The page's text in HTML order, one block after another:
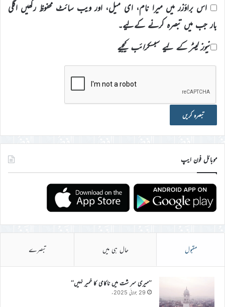
اس براؤزر میں میرا نام، ای میل، اور ویب سائٹ محفوظ رکھیں اگلی
بار جب میں تبصرہ کرنے کےلیے۔
نیوز لیٹر کے لیے سبسکرائب کیجیے
موبائل فون ایپ
مقبول حال ہی میں تبصرے
’’میری سر شت میں ناکامی کا خمیر نہیں‘‘
29 جولائی 2025ء